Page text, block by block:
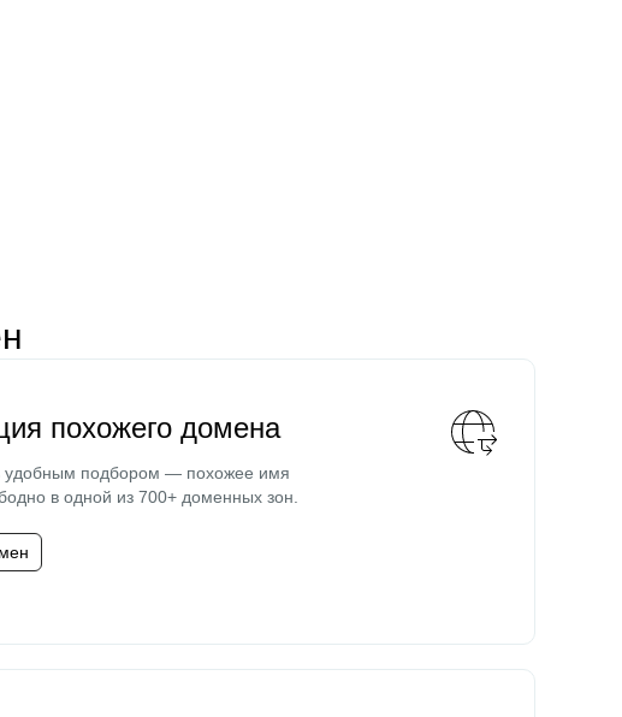
похожего домена
удобным подбором — похожее имя
в одной из 700+ доменных зон.